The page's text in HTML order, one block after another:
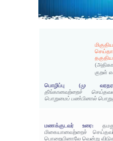
குறள்
பொழிப்பு (மு
தீங்கானவற்றைச்
பொறுமைப் பண்பினால்
மணக்குடவர் உரை:
மிகையானவற்றைச்
பொறையினாலே வென்று